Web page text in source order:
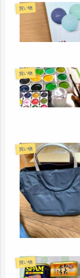
買い物
買い物
買い物
買い物